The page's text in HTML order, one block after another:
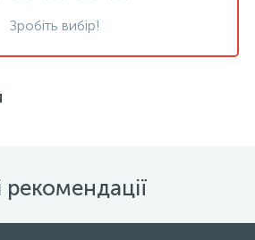
Зробіть вибір!